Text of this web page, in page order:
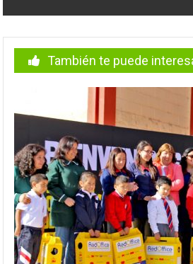
También te puede